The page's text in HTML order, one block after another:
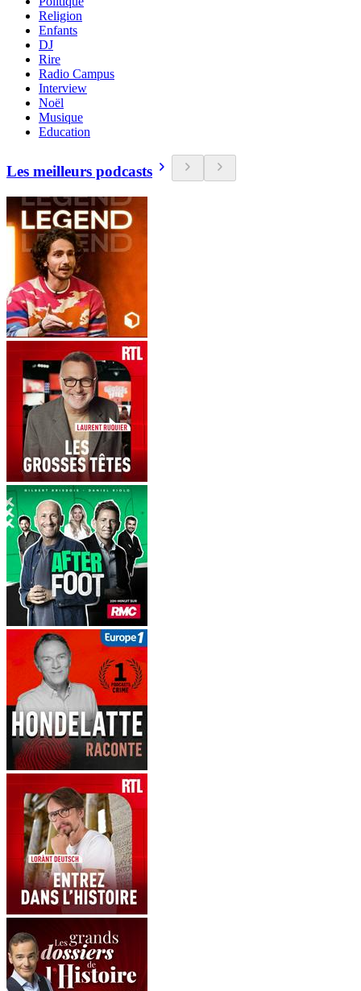
Religion
Enfants
DJ
Rire
Radio Campus
Interview
Noël
Musique
Education
Les meilleurs podcasts